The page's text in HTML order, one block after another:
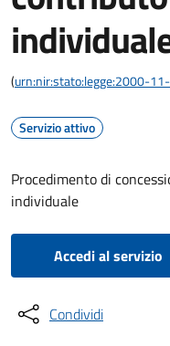
(urn:nir:stato:legge:2000-
Servizio attivo
Procedimento di
individuale
Accedi al servizio
Condividi